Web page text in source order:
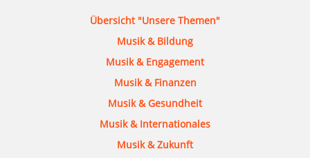
Übersicht "Unsere Themen"
Musik & Bildung
Musik & Engagement
Musik & Finanzen
Musik & Gesundheit
Musik & Internationales
Musik & Zukunft